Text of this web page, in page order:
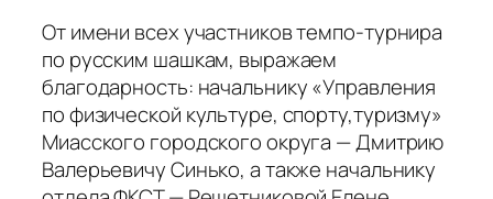
От имени всех участников темпо-турнира
по русским шашкам, выражаем
благодарность: начальнику «Управления
по физической культуре, спорту,туризму»
Миасского городского округа — Дмитрию
Валерьевичу Синько, а также начальнику